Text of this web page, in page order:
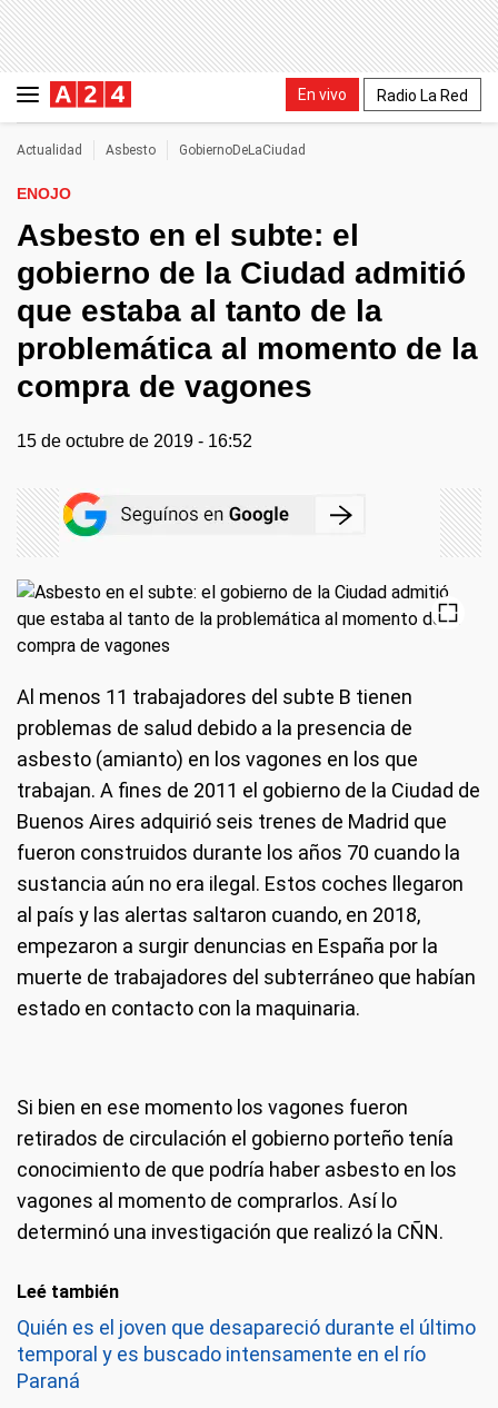
En vivo Radio La Red
Actualidad Asbesto GobiernoDeLaCiudad
ENOJO
Asbesto en el subte: el
gobierno de la Ciudad admitió
que estaba al tanto de la
problemática al momento de la
compra de vagones
15 de octubre de 2019 - 16:52
Al menos 11 trabajadores del subte B tienen
problemas de salud debido a la presencia de
asbesto (amianto) en los vagones en los que
trabajan. A fines de 2011 el gobierno de la Ciudad de
Buenos Aires adquirió seis trenes de Madrid que
fueron construidos durante los años 70 cuando la
sustancia aún no era ilegal. Estos coches llegaron
al país y las alertas saltaron cuando, en 2018,
empezaron a surgir denuncias en España por la
muerte de trabajadores del subterráneo que habían
estado en contacto con la maquinaria.
Si bien en ese momento los vagones fueron
retirados de circulación el gobierno porteño tenía
conocimiento de que podría haber asbesto en los
vagones al momento de comprarlos. Así lo
determinó una investigación que realizó la CÑN.
Leé también
Quién es el joven que desapareció durante el último
temporal y es buscado intensamente en el río
Paraná